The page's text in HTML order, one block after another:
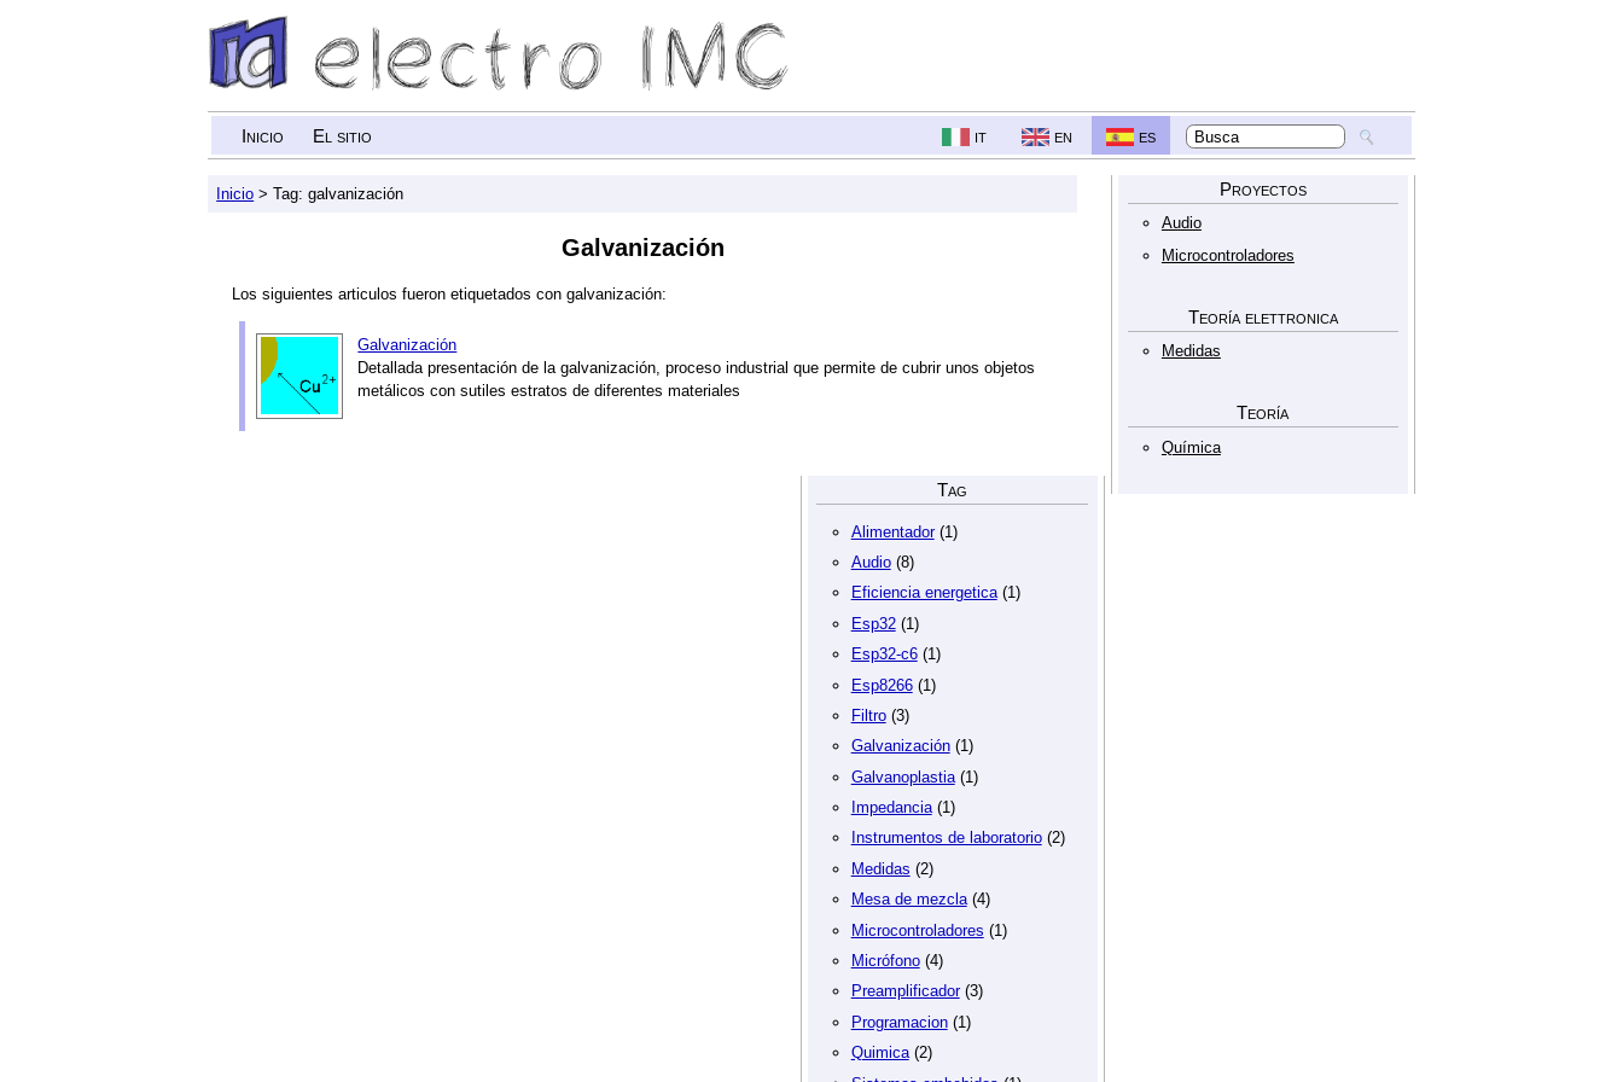
Inicio El sitio it en es
Proyectos
Audio
Microcontroladores
Teoría elettronica
Medidas
Teoría
Química
Inicio > Tag: galvanización
Galvanización
Los siguientes articulos fueron etiquetados con galvanización:
Galvanización
Detallada presentación de la galvanización, proceso industrial que permite de cubrir unos objetos
metálicos con sutiles estratos de diferentes materiales
Tag
Alimentador(1)
Audio(8)
Eficiencia energetica(1)
Esp32(1)
Esp32-c6(1)
Esp8266(1)
Filtro(3)
Galvanización(1)
Galvanoplastia(1)
Impedancia(1)
Instrumentos de laboratorio(2)
Medidas (2)
Mesa de mezcla(4)
Microcontroladores (1)
Micrófono(4)
Preamplificador(3)
Programacion(1)
Quimica(2)